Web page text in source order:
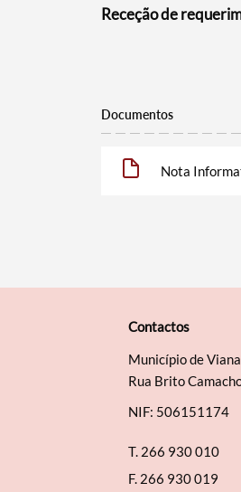
Receção de
Documentos
Nota
Contactos
Município de
Rua Brito
NIF: 506151174
T. 266 930 010
F. 266 930 019